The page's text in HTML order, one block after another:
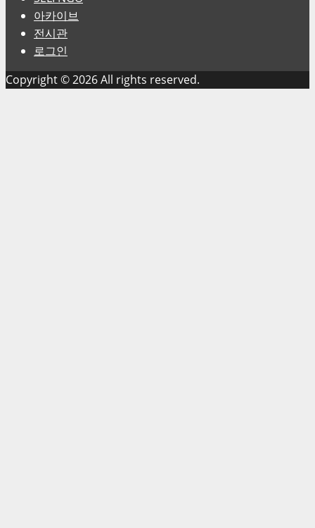
아카이브
전시관
로그인
Copyright © 2026 All rights reserved.